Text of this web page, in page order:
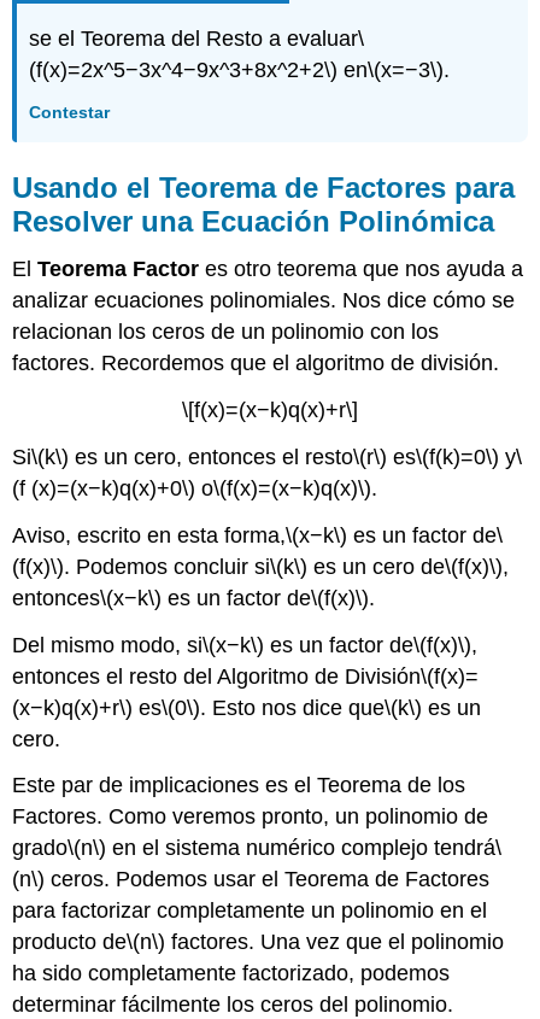
se el Teorema del Resto a evaluar\
(f(x)=2x^5−3x^4−9x^3+8x^2+2\) en\(x=−3\).
Contestar
Usando el Teorema de Factores para
Resolver una Ecuación Polinómica
ElTeorema Factor es otro teorema que nos ayuda a
analizar ecuaciones polinomiales. Nos dice cómo se
relacionan los ceros de un polinomio con los
factores. Recordemos que el algoritmo de división.
\[f(x)=(x−k)q(x)+r\]
Si\(k\) es un cero, entonces el resto\(r\) es\(f(k)=0\) y\
(f (x)=(x−k)q(x)+0\) o\(f(x)=(x−k)q(x)\).
Aviso, escrito en esta forma,\(x−k\) es un factor de\
(f(x)\). Podemos concluir si\(k\) es un cero de\(f(x)\),
entonces\(x−k\) es un factor de\(f(x)\).
Del mismo modo, si\(x−k\) es un factor de\(f(x)\),
entonces el resto del Algoritmo de División\(f(x)=
(x−k)q(x)+r\) es\(0\). Esto nos dice que\(k\) es un
cero.
Este par de implicaciones es el Teorema de los
Factores. Como veremos pronto, un polinomio de
grado\(n\) en el sistema numérico complejo tendrá\
(n\) ceros. Podemos usar el Teorema de Factores
para factorizar completamente un polinomio en el
producto de\(n\) factores. Una vez que el polinomio
ha sido completamente factorizado, podemos
determinar fácilmente los ceros del polinomio.